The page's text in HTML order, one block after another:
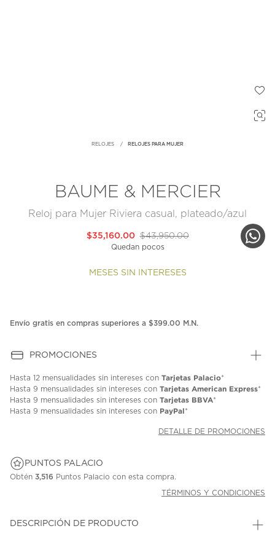
RELOJES RELOJES PARA MUJER
BAUME & MERCIER
Reloj para Mujer Riviera casual, plateado/azul
$43,950.00
$35,160.00
Quedan pocos
MESES SIN INTERESES
Envío gratis en compras superiores a $399.00 M.N.
PROMOCIONES
Hasta 12 mensualidades sin intereses con Tarjetas Palacio*
Hasta 9 mensualidades sin intereses con Tarjetas American Express*
Hasta 9 mensualidades sin intereses con Tarjetas BBVA*
Hasta 9 mensualidades sin intereses con PayPal*
DETALLE DE PROMOCIONES
PUNTOS PALACIO
Obtén 3,516 Puntos Palacio con esta compra.
TÉRMINOS Y CONDICIONES
DESCRIPCIÓN DE PRODUCTO